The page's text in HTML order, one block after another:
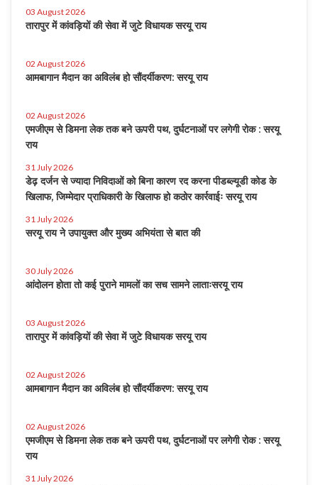
03 August 2026
तारापुर में कांवड़ियों की सेवा में जुटे विधायक सरयू राय
02 August 2026
आमबागान मैदान का अविलंब हो सौंदर्यीकरण: सरयू राय
02 August 2026
एमजीएम से डिमना लेक तक बने ऊपरी पथ, दुर्घटनाओं पर लगेगी रोक : सरयू
राय
31 July 2026
डेढ़ दर्जन से ज्यादा निविदाओं को बिना कारण रद करना पीडब्ल्यूडी कोड के
खिलाफ, जिम्मेदार प्राधिकारी के खिलाफ हो कठोर कार्रवाईः सरयू राय
31 July 2026
सरयू राय ने उपायुक्त और मुख्य अभियंता से बात की
30 July 2026
आंदोलन होता तो कई पुराने मामलों का सच सामने लाताःसरयू राय
03 August 2026
तारापुर में कांवड़ियों की सेवा में जुटे विधायक सरयू राय
02 August 2026
आमबागान मैदान का अविलंब हो सौंदर्यीकरण: सरयू राय
02 August 2026
एमजीएम से डिमना लेक तक बने ऊपरी पथ, दुर्घटनाओं पर लगेगी रोक : सरयू
राय
31 July 2026